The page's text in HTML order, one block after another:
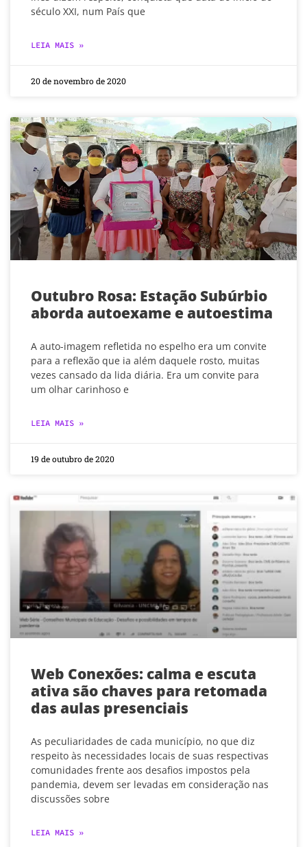
século XXI, num País que
LEIA MAIS »
20 de novembro de 2020
Outubro Rosa: Estação Subúrbio
aborda autoexame e autoestima
A auto-imagem refletida no espelho era um convite
para a reflexão que ia além daquele rosto, muitas
vezes cansado da lida diária. Era um convite para
um olhar carinhoso e
LEIA MAIS »
19 de outubro de 2020
Web Conexões: calma e escuta
ativa são chaves para retomada
das aulas presenciais
As peculiaridades de cada município, no que diz
respeito às necessidades locais de suas respectivas
comunidades frente aos desafios impostos pela
pandemia, devem ser levadas em consideração nas
discussões sobre
LEIA MAIS »